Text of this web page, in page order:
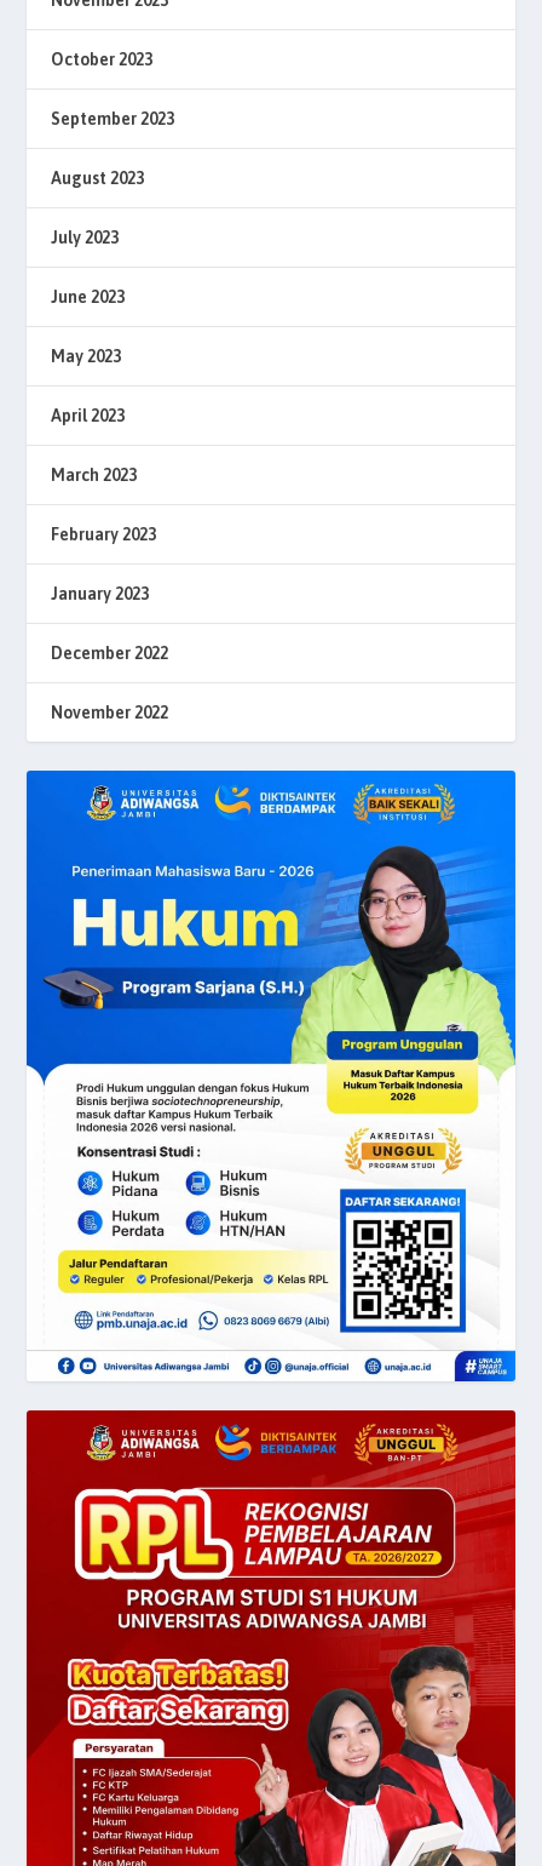
October 2023
September 2023
August 2023
July 2023
June 2023
May 2023
April 2023
March 2023
February 2023
January 2023
December 2022
November 2022